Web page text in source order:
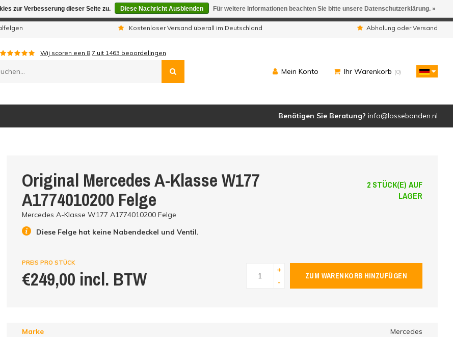
Kostenloser Versand überall im Deutschland Abholung oder Versand
Wij scoren een 8,7 uit 1463 beoordelingen
Mein Konto Ihr Warenkorb (0)
Benötigen Sie Beratung? info@lossebanden.nl
Original Mercedes A-Klasse W177
A1774010200 Felge
2 STÜCK(E) AUF
LAGER
Mercedes A-Klasse W177 A1774010200 Felge
Diese Felge hat keine Nabendeckel und Ventil.
PREIS PRO STÜCK
€249,00 incl. BTW
+
-
ZUM WARENKORB HINZUFÜGEN
Marke
Mercedes
zur Verbesserung dieser Seite zu. Diese Nachricht Ausblenden Für weitere Informationen beachten Sie bitte unsere Datenschutzerklärung. »
sind wir telefonisch nicht erreichbar. Aufgegebene Bestellungen werden geliefert.